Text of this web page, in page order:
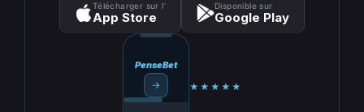
Télécharger sur l’
App Store
Disponible sur
Google Play
PenseBet
→ ★★★★★